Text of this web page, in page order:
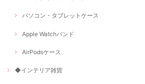
パソコン・タブレットケース
Apple Watchバンド
AirPodsケース
◆インテリア雑貨